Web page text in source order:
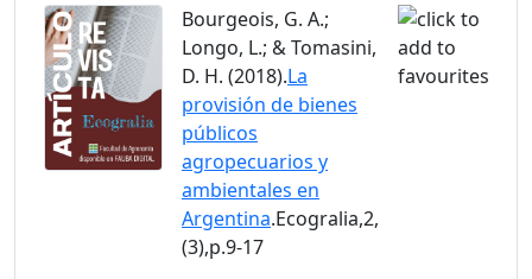
Bourgeois, G. A.;
Longo, L.; & Tomasini,
D. H. (2018).La
provisión de bienes
públicos
agropecuarios y
ambientales en
Argentina.Ecogralia,2,
(3),p.9-17